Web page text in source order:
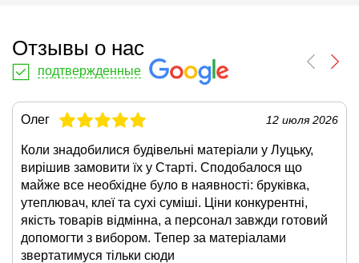
Отзывы о нас
подтвержденные
Олег 12 июля 2026
Коли знадобилися будівельні матеріали у Луцьку,
вирішив замовити їх у Старті. Сподобалося що
майже все необхідне було в наявності: бруківка,
утеплювач, клеї та сухі суміші. Ціни конкурентні,
якість товарів відмінна, а персонал завжди готовий
допомогти з вибором. Тепер за матеріалами
звертатимуся тільки сюди